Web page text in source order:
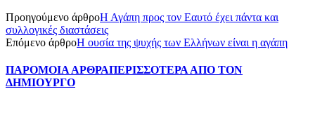
Προηγούμενο άρθροΗ Αγάπη προς τον Εαυτό έχει πάντα και
συλλογικές διαστάσεις
Επόμενο άρθροΗ ουσία της ψυχής των Ελλήνων είναι η αγάπη
ΠΑΡΟΜΟΙΑ ΑΡΘΡΑΠΕΡΙΣΣΟΤΕΡΑ ΑΠΟ ΤΟΝ
ΔΗΜΙΟΥΡΓΟ